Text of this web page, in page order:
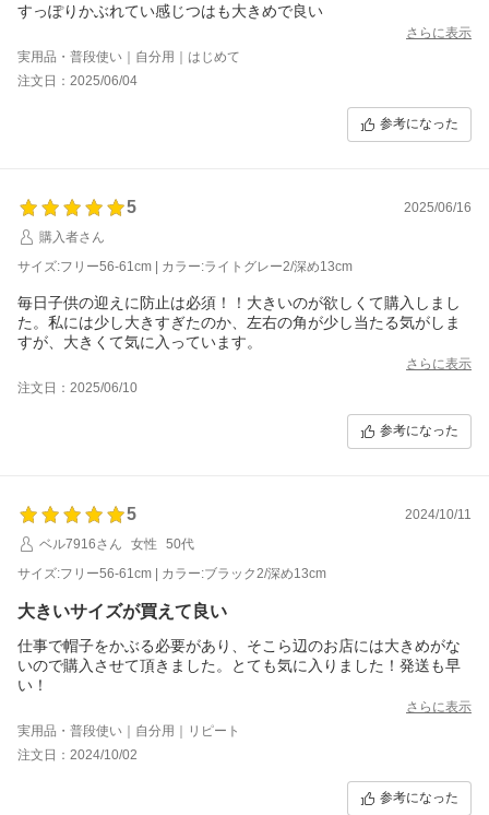
すっぽりかぶれてい感じつはも大きめで良い
さらに表示
実用品・普段使い｜自分用｜はじめて
注文日：2025/06/04
参考になった
5
2025/06/16
購入者さん
サイズ:フリー56-61cm | カラー:ライトグレー2/深め13cm
毎日子供の迎えに防止は必須！！大きいのが欲しくて購入しまし
た。私には少し大きすぎたのか、左右の角が少し当たる気がしま
すが、大きくて気に入っています。
さらに表示
注文日：2025/06/10
参考になった
5
2024/10/11
ベル7916さん
女性
50代
サイズ:フリー56-61cm | カラー:ブラック2/深め13cm
大きいサイズが買えて良い
仕事で帽子をかぶる必要があり、そこら辺のお店には大きめがな
いので購入させて頂きました。とても気に入りました！発送も早
い！
さらに表示
実用品・普段使い｜自分用｜リピート
注文日：2024/10/02
参考になった